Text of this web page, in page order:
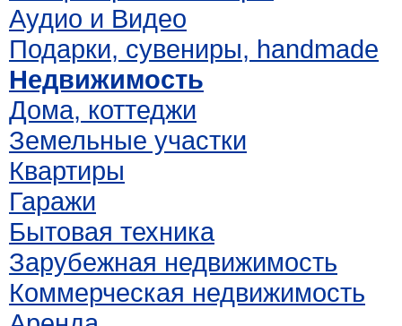
Аудио и Видео
Подарки, сувениры, handmade
Недвижимость
Дома, коттеджи
Земельные участки
Квартиры
Гаражи
Бытовая техника
Зарубежная недвижимость
Коммерческая недвижимость